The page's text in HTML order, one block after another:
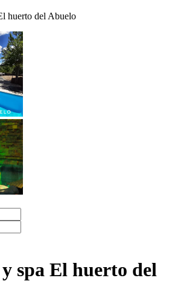
huerto del Abuelo
spa El huerto del